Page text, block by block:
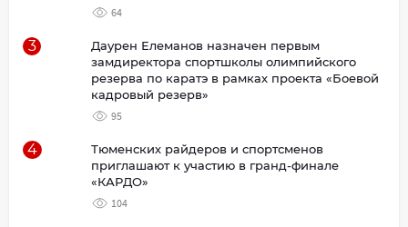
64
3
Даурен Елеманов назначен первым
замдиректора спортшколы олимпийского
резерва по каратэ в рамках проекта «Боевой
кадровый резерв»
95
4
Тюменских райдеров и спортсменов
приглашают к участию в гранд-финале
«КАРДО»
104